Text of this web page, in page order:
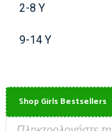
2-8 Y
9-14 Y
Shop Girls Bestsellers